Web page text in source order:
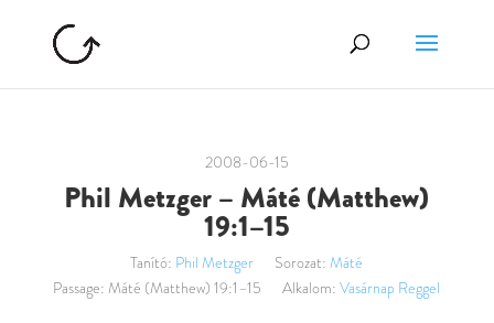
2008-06-15
Phil Metzger – Máté (Matthew)
19:1–15
Tanító: Phil Metzger Sorozat: Máté
Passage: Máté (Matthew) 19:1–15 Alkalom: Vasárnap Reggel